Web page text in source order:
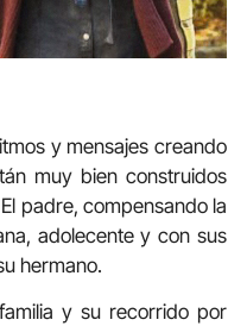
y mensajes creando
muy bien construidos
padre, compensando la
adolecente y con sus
hermano.
y su recorrido por